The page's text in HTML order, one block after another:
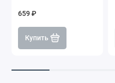
659 ₽
Купить